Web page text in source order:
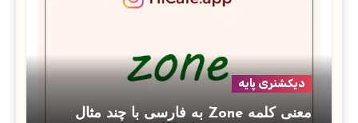
دیکشنری پایه
معنی کلمه Zone به فارسی با چند مثال